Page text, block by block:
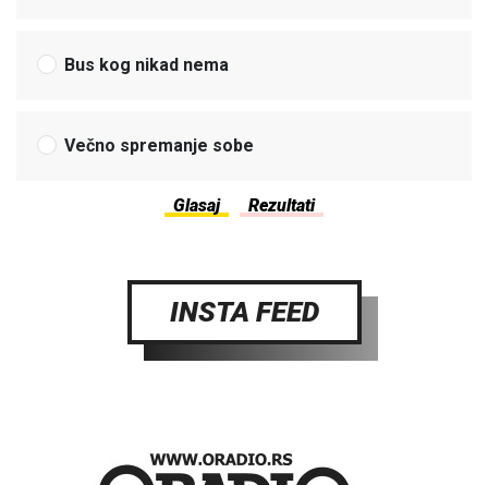
Bus kog nikad nema
Večno spremanje sobe
INSTA FEED